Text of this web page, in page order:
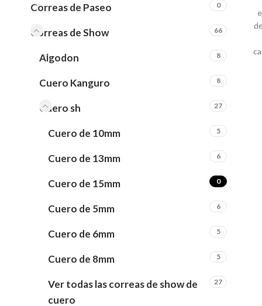
Correas de Paseo 0
Correas de Show 66
Algodon 8
Cuero Kanguro 8
Cuero sh 27
Cuero de 10mm 5
Cuero de 13mm 6
Cuero de 15mm 0
Cuero de 5mm 6
Cuero de 6mm 5
Cuero de 8mm 5
Ver todas las correas de show de
cuero
27